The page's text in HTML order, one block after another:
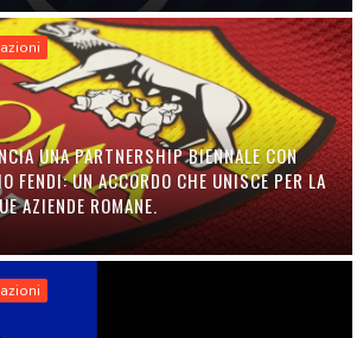
UNA PARTNERSHIP BIENNALE CON
FENDI: UN ACCORDO CHE UNISCE PER LA
AZIENDE ROMANE.